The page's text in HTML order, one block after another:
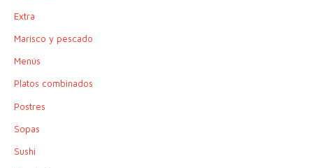
Extra
Marisco y pescado
Menús
Platos combinados
Postres
Sopas
Sushi